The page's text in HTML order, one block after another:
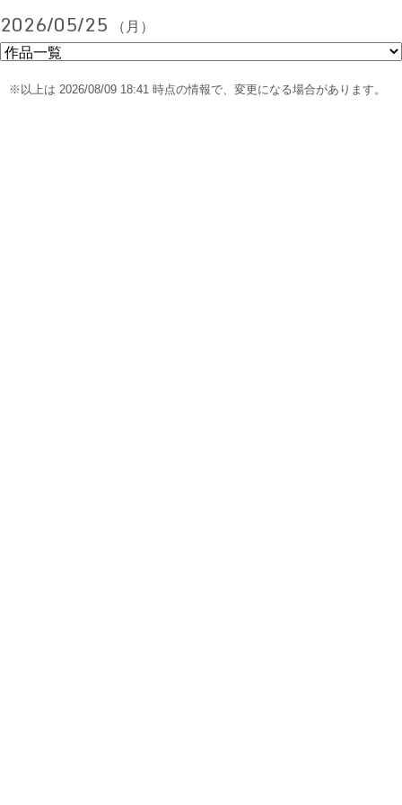
2026/05/25 （月）
※以上は 2026/08/09 18:41 時点の情報で、変更になる場合があります。